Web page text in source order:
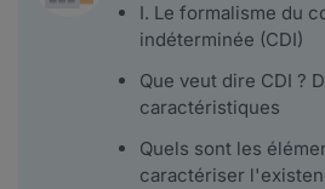
I. Le formalisme du
indéterminée (CDI)
Que veut dire CDI ?
caractéristiques
Quels sont les
caractériser